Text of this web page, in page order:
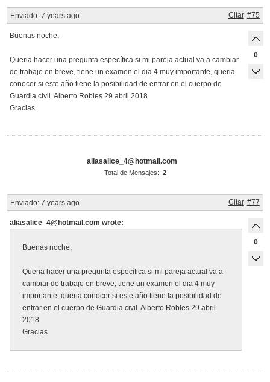
Enviado: 7 years ago #75
Citar
Buenas noche,
Queria hacer una pregunta específica si mi pareja actual va a cambiar
de trabajo en breve, tiene un examen el dia 4 muy importante, queria
conocer si este año tiene la posibilidad de entrar en el cuerpo de
Guardia civil. Alberto Robles 29 abril 2018
Gracias
0
aliasalice_4@hotmail.com
Total de Mensajes: 2
Enviado: 7 years ago #77
Citar
aliasalice_4@hotmail.com wrote:
Buenas noche,
Queria hacer una pregunta específica si mi pareja actual va a
cambiar de trabajo en breve, tiene un examen el dia 4 muy
importante, queria conocer si este año tiene la posibilidad de
entrar en el cuerpo de Guardia civil. Alberto Robles 29 abril
2018
Gracias
0